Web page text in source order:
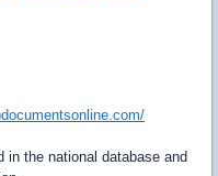
the national database and